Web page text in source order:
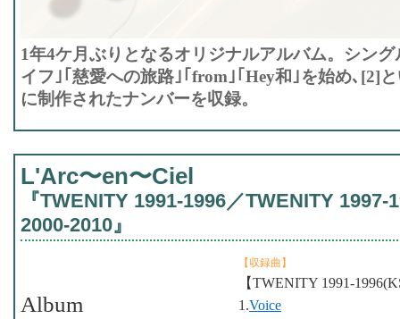
1年4ケ月ぶりとなるオリジナルアルバム。シン
イフ｣｢慈愛への旅路｣｢from｣｢Hey和｣を始め､[2]
に制作されたナンバーを収録。
L'Arc〜en〜Ciel
『TWENITY 1991-1996／TWENITY 1997-
2000-2010』
【収録曲】
【TWENITY 1991-
1.Voice
Album